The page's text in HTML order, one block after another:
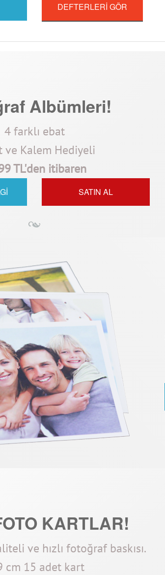
DEFTERLERİ GÖR
Albümleri!
4 farklı ebat
ve Kalem Hediyeli
TL'den itibaren
SATIN AL
KARTLAR!
ve hızlı fotoğraf baskısı.
cm 15 adet kart